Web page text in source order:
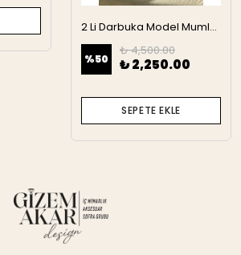
2 Li Darbuka Model Mumluk
%50
₺ 4,500.00
₺ 2,250.00
SEPETE EKLE